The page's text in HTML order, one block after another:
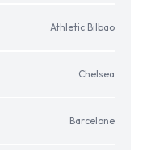
Athletic Bilbao
Chelsea
Barcelone